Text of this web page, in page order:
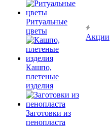
Ритуальные
цветы
Кашпо,
плетеные
изделия
Заготовки из
пенопласта
Акции